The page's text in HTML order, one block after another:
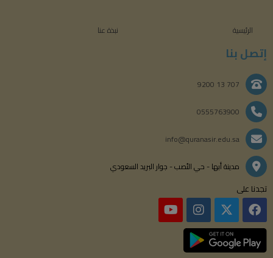
الرئيسية نبذة عنا
إتصل بنا
707 13 9200
0555763900
info@quranasir.edu.sa
مدينة أبها - حي النُصب - جوار البريد السعودي
تجدنا على